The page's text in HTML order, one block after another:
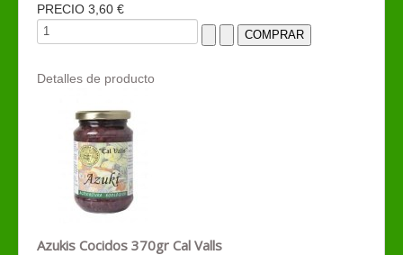
PRECIO 3,60 €
Detalles de producto
Azukis Cocidos 370gr Cal Valls